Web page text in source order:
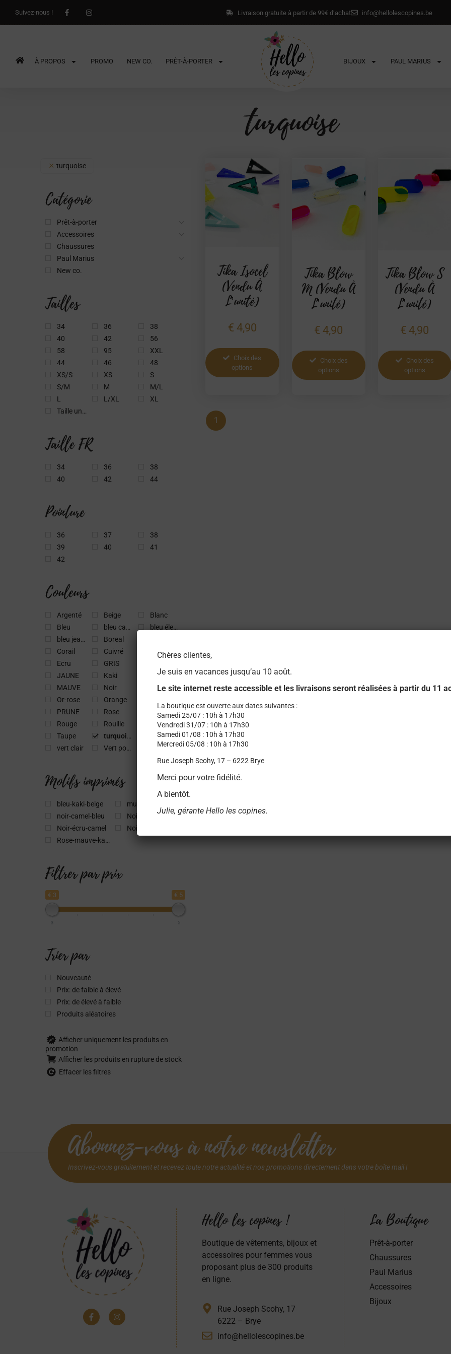
Suivez-nous ! Livraison gratuite à partir de 99€ d’achat info@hellolescopines.be
À PROPOS PROMO NEW CO. PRÊT-À-PORTER BIJOUX PAUL MARIUS
turquoise
turquoise
Catégorie
Prêt-à-porter
Accessoires
Chaussures
Paul Marius
New co.
Tailles
34 36
38
40
42
56
58
95
XXL
44
46
48
XS/S
XS
S
S/M
M
M/L
L
L/XL
XL
Taille unique
Taille FR
34 36
38
40
42 44
Pointure
36 37
38
39
40
41
42
Couleurs
Argenté Beige
Blanc
Bleu
bleu canard
bleu électrique
bleu jeans
Boreal
Corail
Cuivré
Doré
Ecru
GRIS
JAUNE
Kaki
Lilas
MAUVE
Noir
Ocre
Or-rose
Orange
PRUNE
Rose
rose clair
Rouge
Rouille
Scarabée
Taupe
turquoise
Vert
vert clair
Vert pomme
Motifs imprimés
bleu-kaki-beige
multicolore
noir-camel-bleu
Noir-écru
Noir-écru-camel
Noir-taupe
Rose-mauve-kaki-beige
Filtrer par prix
€ 3 € 5
3 5
Trier par
Nouveauté
Prix: de faible à élevé
Prix: de élevé à faible
Produits aléatoires
Afficher uniquement les produits en
promotion
Afficher les produits en rupture de stock
Effacer les filtres
Tika Isocel
(vendu À
L’unité)
€ 4,90
Choix des
options
Tika Blow
M (vendu À
L’unité)
€ 4,90
Choix des
options
Tika Blow S
(vendu À
L’unité)
€ 4,90
Choix des
options
1
Abonnez-vous à notre newsletter
Inscrivez-vous gratuitement et recevez toute notre actualité et nos promotions directement dans votre boîte mail !
Hello les copines !
Boutique de vêtements, bijoux et
accessoires pour femmes vous
proposant plus de 300 produits
en ligne.
Rue Joseph Scohy, 17
6222 – Brye
info@hellolescopines.be
La Boutique
Prêt-à-porter
Chaussures
Paul Marius
Accessoires
Bijoux
Chères clientes,
Je suis en vacances jusqu’au 10 août.
Le site internet reste accessible et les livraisons seront réalisées à partir du 11
La boutique est ouverte aux dates suivantes :
Samedi 25/07 : 10h à 17h30
Vendredi 31/07 : 10h à 17h30
Samedi 01/08 : 10h à 17h30
Mercredi 05/08 : 10h à 17h30
Rue Joseph Scohy, 17 – 6222 Brye
Merci pour votre fidélité.
A bientôt.
Julie, gérante Hello les copines.